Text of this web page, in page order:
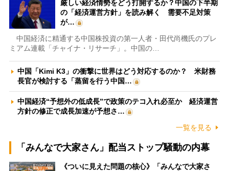
厳しい経済情勢をどう打開するか？中国の下半期
の「経済運営方針」を読み解く 需要不足対策
が…
中国経済に精通する中国株投資の第一人者・田代尚機氏のプレ
ミアム連載「チャイナ・リサーチ」。中国の…
中国「Kimi K3」の衝撃に世界はどう対応するのか？ 米財務
長官が検討する「蒸留を行う中国…
中国経済“予想外の低成長”で政策のテコ入れ必至か 経済運営
方針の修正で成長加速が予想さ…
一覧を見る
「みんなで大家さん」配当ストップ騒動の内幕
《ついに見えた問題の核心》「みんなで大家さ